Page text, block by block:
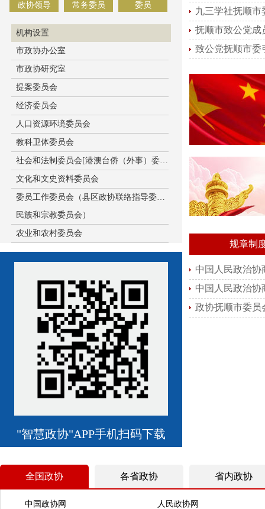
政协领导 常务委员 委员
机构设置
市政协办公室
市政协研究室
提案委员会
经济委员会
人口资源环境委员会
教科卫体委员会
社会和法制委员会[港澳台侨（外事）委员会]
文化和文史资料委员会
委员工作委员会（县区政协联络指导委员会、
民族和宗教委员会）
农业和农村委员会
"智慧政协"APP手机扫码下载
九三学社抚顺市
致公党抚顺市委
规章制
中国人民政治协
中国人民政治协
政协抚顺市委员
全国政协 各省政协 省内政协
中国政协网 人民政协网